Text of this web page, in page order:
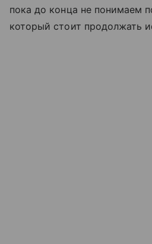
пока до конца не понимаем
который стоит продолжать